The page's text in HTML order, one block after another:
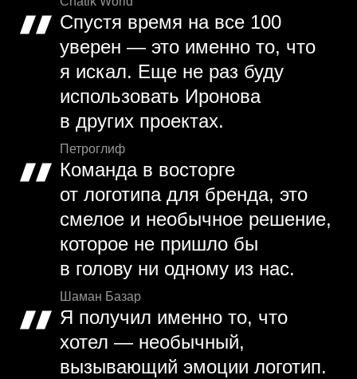
Спустя время на все 100
уверен — это именно то, что
я искал. Еще не раз буду
использовать Иронова
в других проектах.
Петроглиф
Команда в восторге
от логотипа для бренда, это
смелое и необычное решение,
которое не пришло бы
в голову ни одному из нас.
Шаман Базар
Я получил именно то, что
хотел — необычный,
вызывающий эмоции логотип.